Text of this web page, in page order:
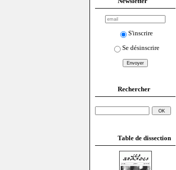
S'inscrire
Se désinscrire
Rechercher
Table de dissection